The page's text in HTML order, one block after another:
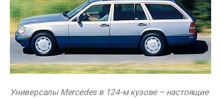
Универсалы Mercedes в 124-м кузове – настоящие